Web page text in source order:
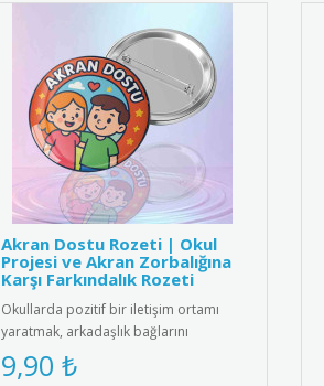
Akran Dostu Rozeti | Okul
Projesi ve Akran Zorbalığına
Karşı Farkındalık Rozeti
Okullarda pozitif bir iletişim ortamı
yaratmak, arkadaşlık bağlarını
güçlendirmek ve akran zorbalığı..
9,90 ₺